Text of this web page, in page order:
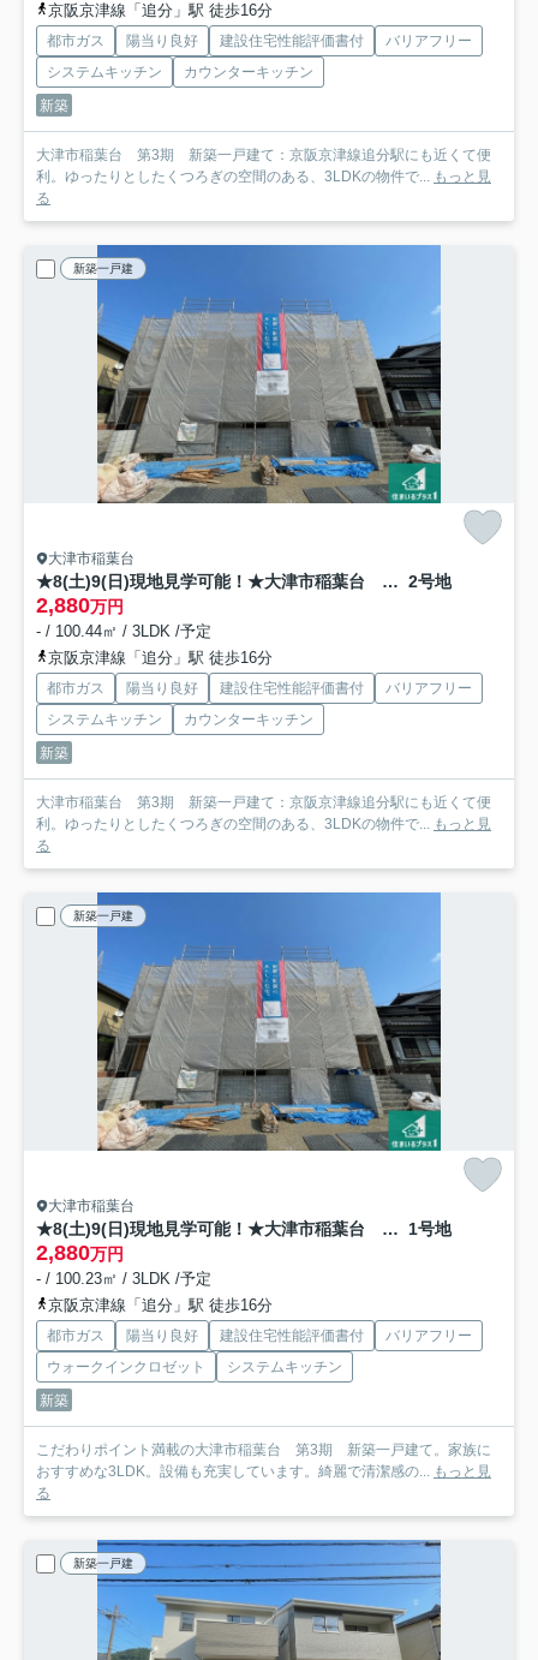
京阪京津線「追分」駅 徒歩16分
都市ガス 陽当り良好 建設住宅性能評価書付
バリアフリー
システムキッチン
カウンターキッチン
新築
大津市稲葉台 第3期 新築一戸建て：京阪京津線追分駅にも近くて便
利。ゆったりとしたくつろぎの空間のある、3LDKの物件で... もっと見
る
新築一戸建
大津市稲葉台
★8(土)9(日)現地見学可能！★大津市稲葉台 全2邸 2号地
2,880万円
- / 100.44㎡ / 3LDK /予定
京阪京津線「追分」駅 徒歩16分
都市ガス 陽当り良好 建設住宅性能評価書付
バリアフリー
システムキッチン
カウンターキッチン
新築
大津市稲葉台 第3期 新築一戸建て：京阪京津線追分駅にも近くて便
利。ゆったりとしたくつろぎの空間のある、3LDKの物件で... もっと見
る
新築一戸建
大津市稲葉台
★8(土)9(日)現地見学可能！★大津市稲葉台 全2邸 1号地
2,880万円
- / 100.23㎡ / 3LDK /予定
京阪京津線「追分」駅 徒歩16分
都市ガス 陽当り良好 建設住宅性能評価書付
バリアフリー
ウォークインクロゼット
システムキッチン
新築
こだわりポイント満載の大津市稲葉台 第3期 新築一戸建て。家族に
おすすめな3LDK。設備も充実しています。綺麗で清潔感の... もっと見
る
新築一戸建